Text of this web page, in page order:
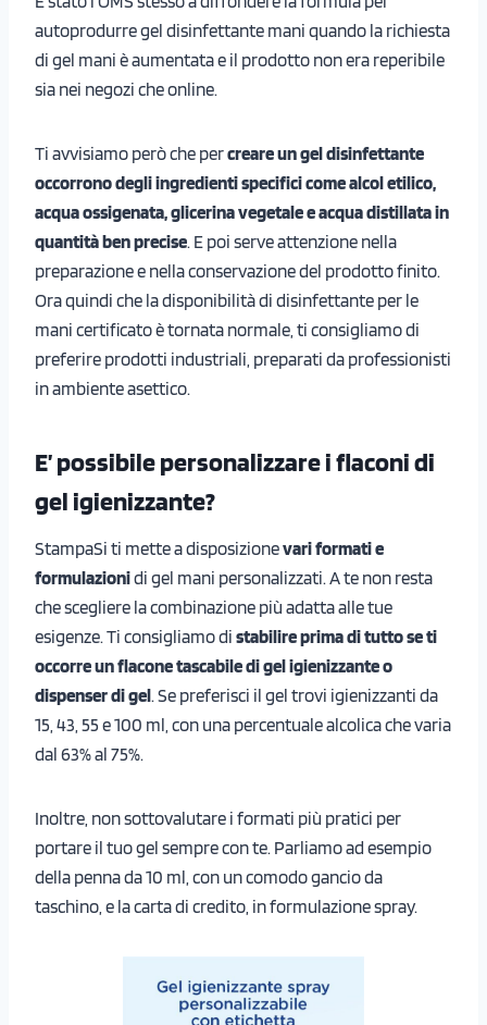
autoprodurre gel disinfettante mani quando la richiesta
di gel mani è aumentata e il prodotto non era reperibile
sia nei negozi che online.
Ti avvisiamo però che percreare un gel disinfettante
occorrono degli ingredienti specifici come alcol etilico,
acqua ossigenata, glicerina vegetale e acqua distillata in
quantità ben precise. E poi serve attenzione nella
preparazione e nella conservazione del prodotto finito.
Ora quindi che la disponibilità di disinfettante per le
mani certificato è tornata normale, ti consigliamo di
preferire prodotti industriali, preparati da professionisti
in ambiente asettico.
E’ possibile personalizzare i flaconi di
gel igienizzante?
StampaSi ti mette a disposizionevari formati e
formulazionidi gel mani personalizzati. A te non resta
che scegliere la combinazione più adatta alle tue
esigenze. Ti consigliamo di stabilire prima di tutto se ti
occorre un flacone tascabile di gel igienizzante o
dispenser di gel. Se preferisci il gel trovi igienizzanti da
15, 43, 55 e 100 ml, con una percentuale alcolica che varia
dal 63% al 75%.
Inoltre, non sottovalutare i formati più pratici per
portare il tuo gel sempre con te. Parliamo ad esempio
della penna da 10 ml, con un comodo gancio da
taschino, e la carta di credito, in formulazione spray.